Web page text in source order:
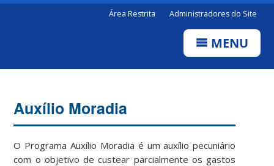
Área Restrita Administradores do Site
MENU
Auxílio Moradia
O Programa Auxílio Moradia é um auxílio pecuniário
com o objetivo de custear parcialmente os gastos